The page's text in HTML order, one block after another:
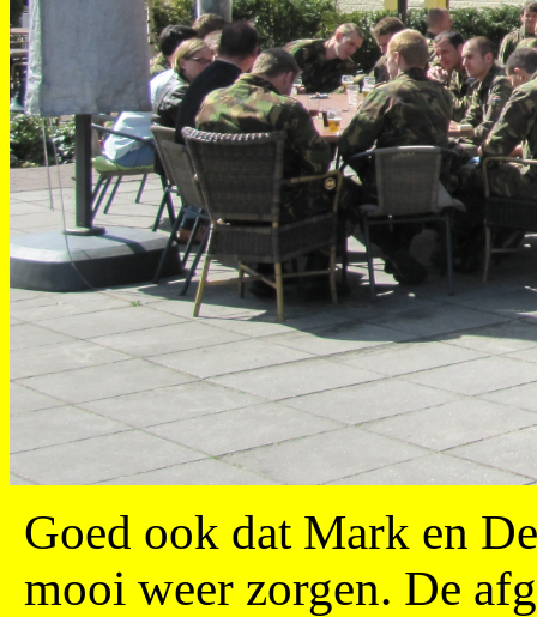
Goed ook dat Mark en
mooi weer zorgen. De